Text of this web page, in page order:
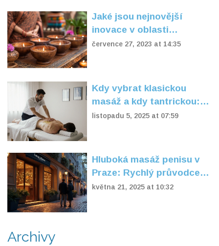
Jaké jsou nejnovější
inovace v oblasti
tantrických masážních
července 27, 2023 at 14:35
Kdy vybrat klasickou
masáž a kdy tantrickou:
Průvodce
listopadu 5, 2025 at 07:59
Hluboká masáž penisu v
Praze: Rychlý průvodce a
tipy
května 21, 2025 at 10:32
Archivy